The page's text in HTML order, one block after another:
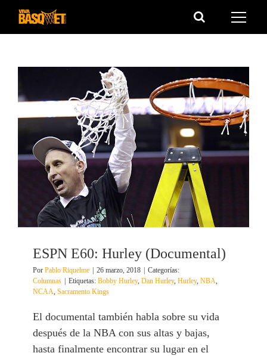
Saltar
ESPN E60: Hurley (Documental)
Por Pablo Riquelme 26 marzo, 2018
Categorías:
Columnas
Etiquetas: Bobby Hurley, Dan Hurley, Hurley, NBA,
NCAA, Sacramento Kings
El documental también habla sobre su vida
después de la NBA con sus altas y bajas,
hasta finalmente encontrar su lugar en el